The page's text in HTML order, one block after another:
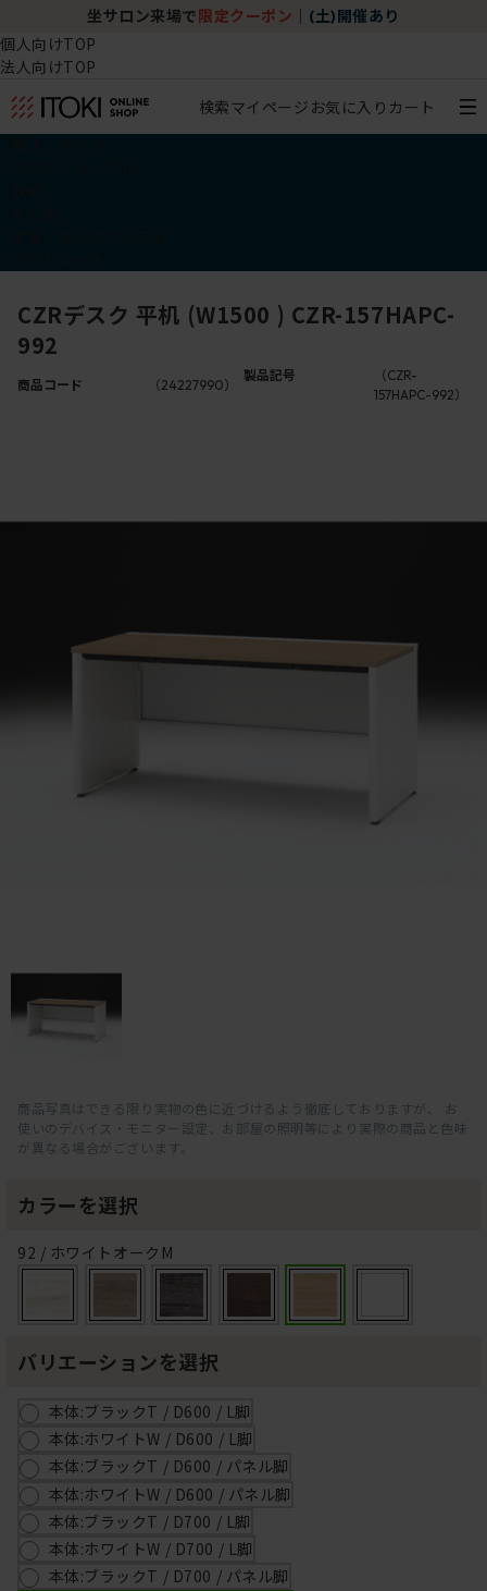
坐サロン来場で 限定クーポン (土)開催あり
個人向けTOP
法人向けTOP
検索マイページ お気に入り カート
CZRデスク 平机 (W1500 ) CZR-157HAPC-
992
商品コード （24227990）
製品記号
（CZR-
157HAPC-992）
商品写真はできる限り実物の色に近づけるよう徹底しておりますが、 お
使いのデバイス・モニター設定、お部屋の照明等により実際の商品と色味
が異なる場合がございます。
カラーを選択
92 / ホワイトオークM
バリエーションを選択
本体:ブラックT / D600 / L脚
本体:ホワイトW / D600 / L脚
本体:ブラックT / D600 / パネル脚
本体:ホワイトW / D600 / パネル脚
本体:ブラックT / D700 / L脚
本体:ホワイトW / D700 / L脚
本体:ブラックT / D700 / パネル脚